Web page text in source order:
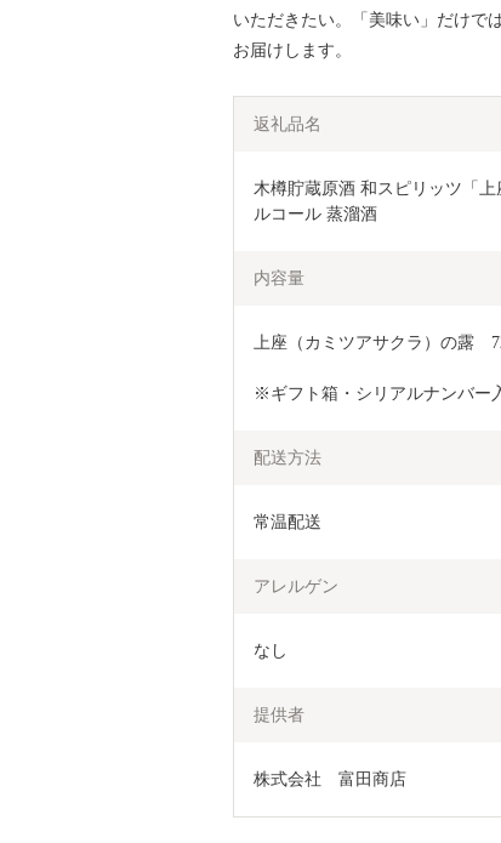
いただきたい。「美味い」だけで
お届けします。
返礼品名
木樽貯蔵原酒 和スピリッツ「
ルコール 蒸溜酒
内容量
上座（カミツアサクラ）の露　
※ギフト箱・シリアルナンバー
配送方法
常温配送
アレルゲン
なし
提供者
株式会社　富田商店